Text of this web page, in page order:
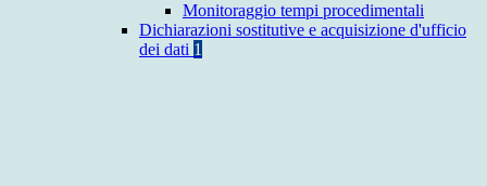
Monitoraggio tempi procedimentali
Dichiarazioni sostitutive e acquisizione d'ufficio
dei dati 1